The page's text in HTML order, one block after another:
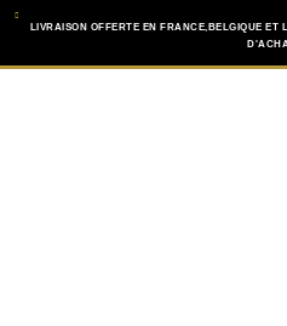
Aller LIVRAISON OFFERTE EN FRANCE,BELGIQUE ET